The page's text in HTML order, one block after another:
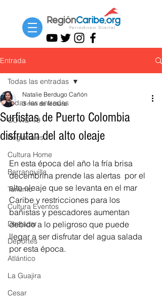
Entrada
Todas las entradas
COVID-19
Regionales
Cultura Home
Barranquilla
Turismo
Cultura Eventos
Destacar
Deportes
Atlántico
La Guajira
Cesar
Todas las entradas
Surfistas de Puerto Colombia
disfrutan del alto oleaje
Natalie Berdugo Cañón
3 min de lectura
En esta época del año la fría brisa
decembrina prende las alertas  por el
alto oleaje que se levanta en el mar
Caribe y restricciones para los
bañistas y pescadores aumentan
debido a lo peligroso que puede
llegar a ser disfrutar del agua salada
por esta época.